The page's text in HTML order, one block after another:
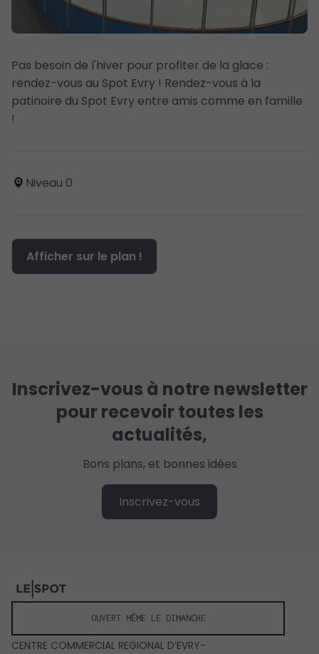
Pas besoin de l'hiver pour profiter de la glace :
rendez-vous au Spot Evry ! Rendez-vous à la
patinoire du Spot Evry entre amis comme en famille
!
Niveau 0
Afficher sur le plan !
Inscrivez-vous à notre newsletter
pour recevoir toutes les
actualités,
Bons plans, et bonnes idées
Inscrivez-vous
OUVERT MÊME LE DIMANCHE
CENTRE COMMERCIAL REGIONAL D’EVRY-